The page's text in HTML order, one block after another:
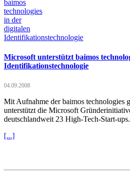
Microsoft unterstützt baimos
Identifikationstechnologie
04.09.2008
Mit Aufnahme der baimos technologies
unterstützt die Microsoft
deutschlandweit 23 High-Tech-Start-ups.
[...]